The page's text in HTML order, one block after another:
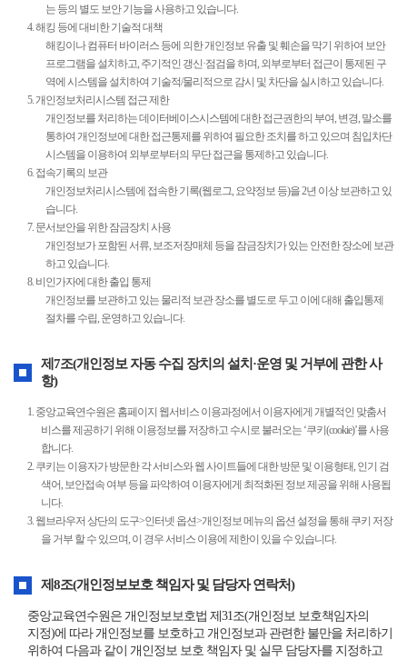
는 등의 별도 보안 기능을 사용하고 있습니다.
4. 해킹 등에 대비한 기술적 대책
해킹이나 컴퓨터 바이러스 등에 의한 개인정보 유출 및 훼손을 막기 위하여 보안
프로그램을 설치하고, 주기적인 갱신·점검을 하며, 외부로부터 접근이 통제된 구
역에 시스템을 설치하여 기술적/물리적으로 감시 및 차단을 실시하고 있습니다.
5. 개인정보처리시스템 접근 제한
개인정보를 처리하는 데이터베이스시스템에 대한 접근권한의 부여, 변경, 말소를
통하여 개인정보에 대한 접근통제를 위하여 필요한 조치를 하고 있으며 침입차단
시스템을 이용하여 외부로부터의 무단 접근을 통제하고 있습니다.
6. 접속기록의 보관
개인정보처리시스템에 접속한 기록(웹로그, 요약정보 등)을 2년 이상 보관하고 있
습니다.
7. 문서보안을 위한 잠금장치 사용
개인정보가 포함된 서류, 보조저장매체 등을 잠금장치가 있는 안전한 장소에 보관
하고 있습니다.
8. 비인가자에 대한 출입 통제
개인정보를 보관하고 있는 물리적 보관 장소를 별도로 두고 이에 대해 출입통제
절차를 수립, 운영하고 있습니다.
제7조(개인정보 자동 수집 장치의 설치·운영 및 거부에 관한 사
항)
1. 중앙교육연수원은 홈페이지 웹서비스 이용과정에서 이용자에게 개별적인 맞춤서
비스를 제공하기 위해 이용정보를 저장하고 수시로 불러오는 ‘쿠키(cookie)’를 사용
합니다.
2. 쿠키는 이용자가 방문한 각 서비스와 웹 사이트들에 대한 방문 및 이용형태, 인기 검
색어, 보안접속 여부 등을 파악하여 이용자에게 최적화된 정보 제공을 위해 사용됩
니다.
3. 웹브라우저 상단의 도구>인터넷 옵션>개인정보 메뉴의 옵션 설정을 통해 쿠키 저장
을 거부 할 수 있으며, 이 경우 서비스 이용에 제한이 있을 수 있습니다.
제8조(개인정보보호 책임자 및 담당자 연락처)
중앙교육연수원은 개인정보보호법 제31조(개인정보 보호책임자의
지정)에 따라 개인정보를 보호하고 개인정보과 관련한 불만을 처리하기
위하여 다음과 같이 개인정보 보호 책임자 및 실무 담당자를 지정하고